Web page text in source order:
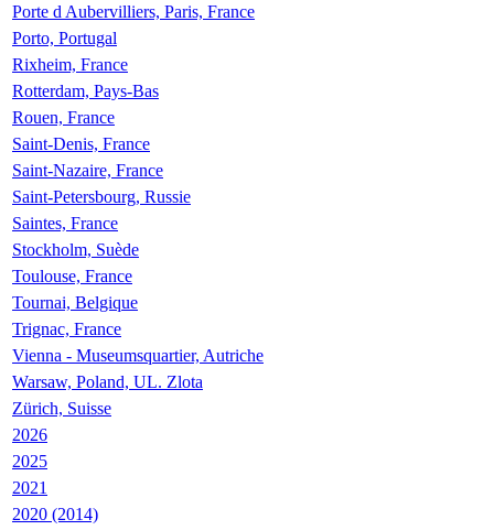
Porte d Aubervilliers, Paris, France
Porto, Portugal
Rixheim, France
Rotterdam, Pays-Bas
Rouen, France
Saint-Denis, France
Saint-Nazaire, France
Saint-Petersbourg, Russie
Saintes, France
Stockholm, Suède
Toulouse, France
Tournai, Belgique
Trignac, France
Vienna - Museumsquartier, Autriche
Warsaw, Poland, UL. Zlota
Zürich, Suisse
2026
2025
2021
2020 (2014)